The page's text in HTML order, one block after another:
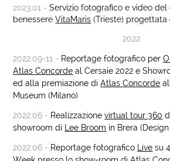
2023.01 -Servizio fotografico e video del
benessereVitaMaris (Trieste)
2022
2022.09-11 - Reportage fotografico per
Atlas Concorde al Cersaie 2022 e
ed alla premiazione diAtlas Concorde
Museum (Milano)
2022.06 - Realizzazionevirtual tour 360
showroom di
Lee Broom in Brera
2022.06 - Reportage fotografico Live su